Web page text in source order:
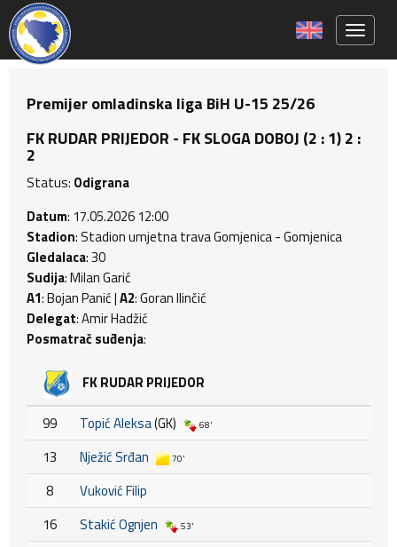
Premijer omladinska liga BiH U-15 25/26
FK RUDAR PRIJEDOR - FK SLOGA DOBOJ (2 : 1) 2 :
2
Status: Odigrana
Datum: 17.05.2026 12:00
Stadion: Stadion umjetna trava Gomjenica - Gomjenica
Gledalaca: 30
Sudija: Milan Garić
A1: Bojan Panić |A2: Goran Ilinčić
Delegat: Amir Hadžić
Posmatrač suđenja:
FK RUDAR PRIJEDOR
99 Topić Aleksa(GK) 68'
13 Nježić Srđan 70'
8
Vuković Filip
16
Stakić Ognjen 53'